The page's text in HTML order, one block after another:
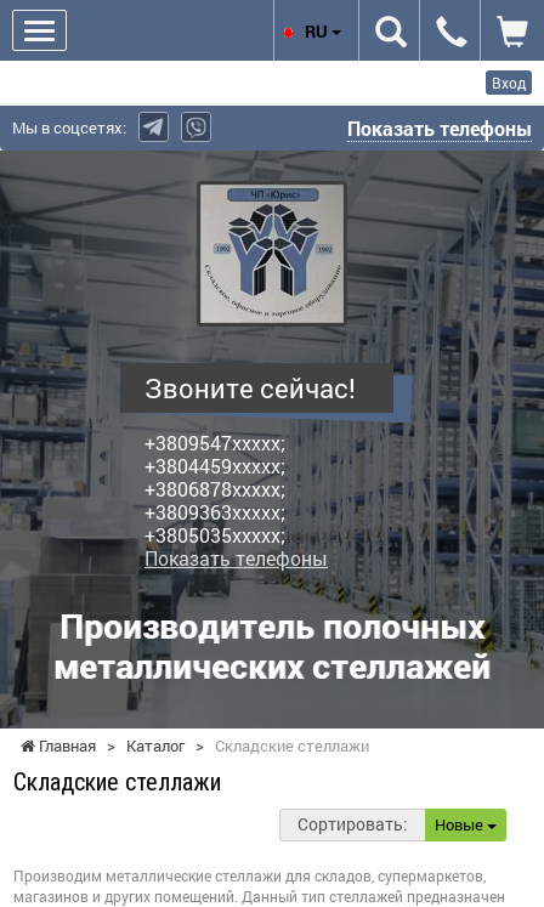
Вход
Мы в соцсетях: Показать телефоны
Юрис,
ЧП
-
производитель
полочных
металлических
стеллажей
Звоните сейчас!
+3809547xxxxx;
+3804459xxxxx;
+3806878xxxxx;
+3809363xxxxx;
+3805035xxxxx;
Показать телефоны
Производитель полочных
металлических стеллажей
RU
Главная > Каталог > Складские стеллажи
Складские стеллажи
Сортировать: Новые
Производим металлические стеллажи для складов, супермаркетов,
магазинов и других помещений. Данный тип стеллажей предназначен